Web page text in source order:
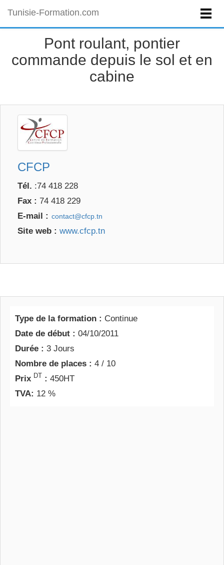
Tunisie-Formation.com
Pont roulant, pontier
commande depuis le sol et en
cabine
CFCP
Tél. :74 418 228
Fax : 74 418 229
E-mail :
Site web : www.cfcp.tn
Type de la formation : Continue
Date de début : 04/10/2011
Durée : 3 Jours
Nombre de places : 4 / 10
Prix DT : 450HT
TVA: 12 %